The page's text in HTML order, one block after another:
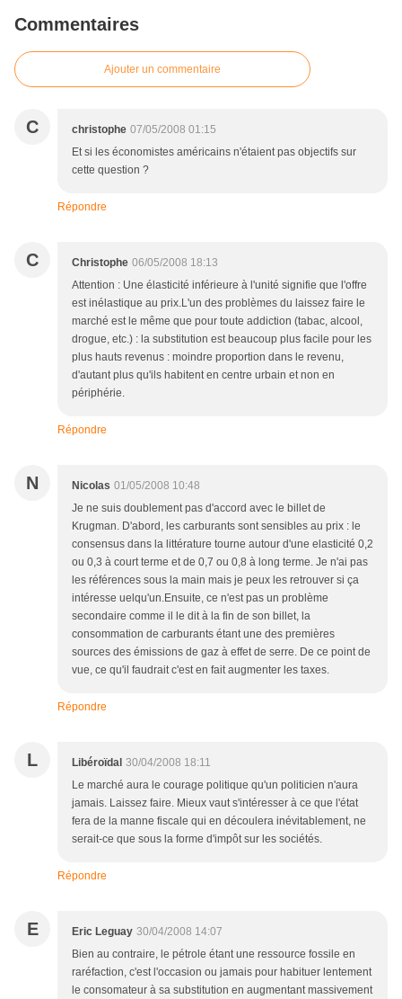
Commentaires
Ajouter un commentaire
C christophe 07/05/2008 01:15
Et si les économistes américains n'étaient pas objectifs sur
cette question ?
Répondre
C Christophe 06/05/2008 18:13
Attention : Une élasticité inférieure à l'unité signifie que l'offre
est inélastique au prix.L'un des problèmes du laissez faire le
marché est le même que pour toute addiction (tabac, alcool,
drogue, etc.) : la substitution est beaucoup plus facile pour les
plus hauts revenus : moindre proportion dans le revenu,
d'autant plus qu'ils habitent en centre urbain et non en
périphérie.
Répondre
N Nicolas 01/05/2008 10:48
Je ne suis doublement pas d'accord avec le billet de
Krugman. D'abord, les carburants sont sensibles au prix : le
consensus dans la littérature tourne autour d'une elasticité 0,2
ou 0,3 à court terme et de 0,7 ou 0,8 à long terme. Je n'ai pas
les références sous la main mais je peux les retrouver si ça
intéresse uelqu'un.Ensuite, ce n'est pas un problème
secondaire comme il le dit à la fin de son billet, la
consommation de carburants étant une des premières
sources des émissions de gaz à effet de serre. De ce point de
vue, ce qu'il faudrait c'est en fait augmenter les taxes.
Répondre
L Libéroïdal 30/04/2008 18:11
Le marché aura le courage politique qu'un politicien n'aura
jamais. Laissez faire. Mieux vaut s'intéresser à ce que l'état
fera de la manne fiscale qui en découlera inévitablement, ne
serait-ce que sous la forme d'impôt sur les sociétés.
Répondre
E Eric Leguay 30/04/2008 14:07
Bien au contraire, le pétrole étant une ressource fossile en
raréfaction, c'est l'occasion ou jamais pour habituer lentement
le consomateur à sa substitution en augmentant massivement